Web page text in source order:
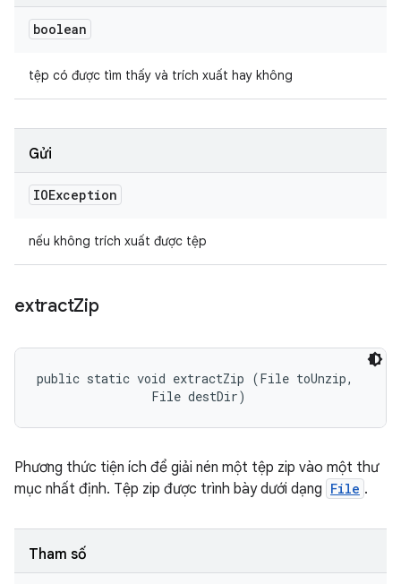
boolean
tệp có được tìm thấy và trích xuất hay không
Gửi
IOException
nếu không trích xuất được tệp
extractZip
public static void extractZip (File toUnzip,
                File destDir)
Phương thức tiện ích để giải nén một tệp zip vào một thư
mục nhất định. Tệp zip được trình bày dưới dạng File .
Tham số